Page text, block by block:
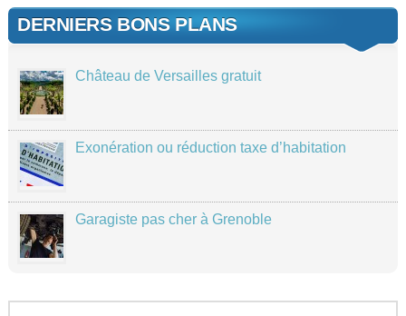
DERNIERS BONS PLANS
Château de Versailles gratuit
Exonération ou réduction taxe d’habitation
Garagiste pas cher à Grenoble